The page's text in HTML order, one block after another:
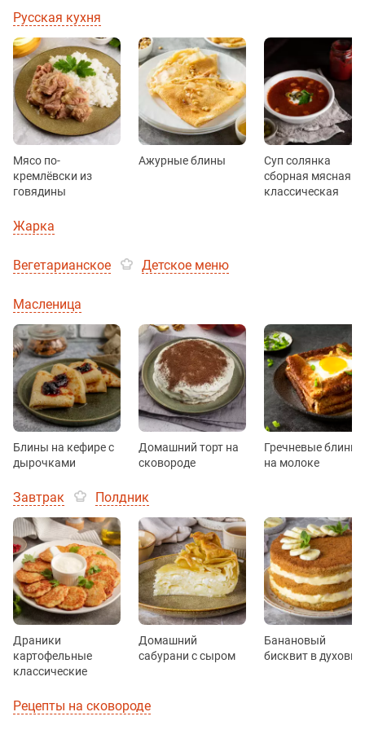
Русская кухня
Мясо по-
кремлёвски из
говядины
Ажурные блины
Суп солянка
сборная мясная
классическая
Жарка
Вегетарианское Детское меню
Масленица
Блины на кефире с
дырочками
Домашний торт на
сковороде
Гречневые блины
на молоке
Завтрак Полдник
Драники
картофельные
классические
Домашний
сабурани с сыром
Банановый
бисквит в духовке
Рецепты на сковороде